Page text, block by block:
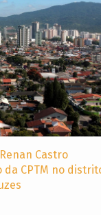
Castro
da CPTM no